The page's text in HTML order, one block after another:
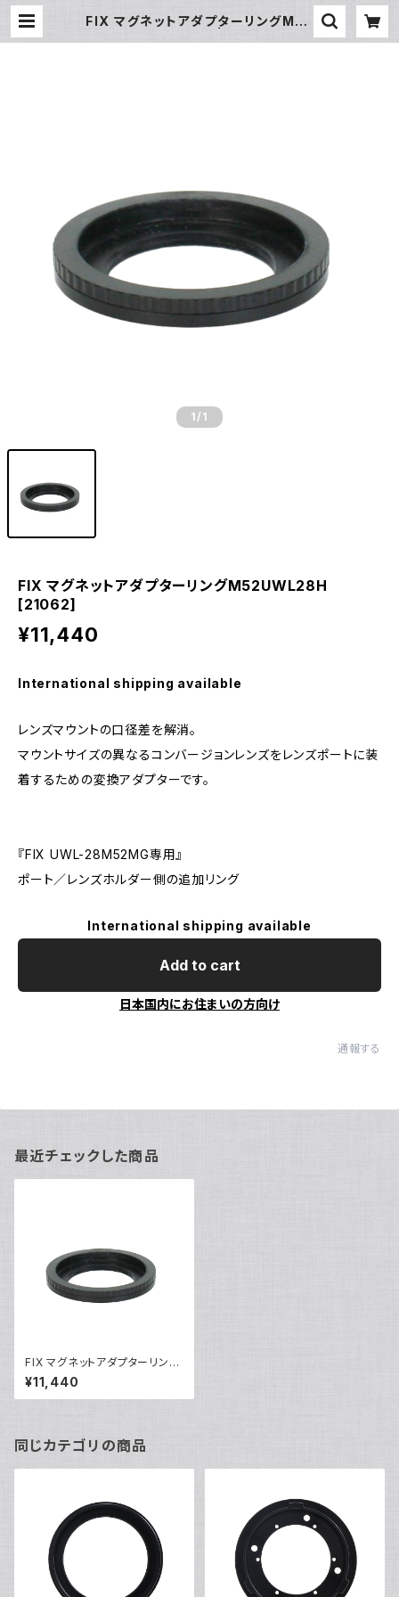
FIX マグネットアダプターリングM52
1 /1
FIX マグネットアダプターリングM52UWL28H
[21062]
¥11,440
International shipping available
レンズマウントの口径差を解消。
マウントサイズの異なるコンバージョンレンズをレンズポートに装
着するための変換アダプターです。
『FIX UWL-28M52MG専用』
ポート／レンズホルダー側の追加リング
International shipping available
Add to cart
日本国内にお住まいの方向け
通報する
最近チェックした商品
FIX マグネットアダプターリング
M52UWL28H [21062]
¥11,440
同じカテゴリの商品